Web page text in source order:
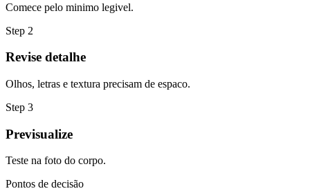
Comece pelo minimo legivel.
Step 2
Revise detalhe
Olhos, letras e textura precisam de espaco.
Step 3
Previsualize
Teste na foto do corpo.
Pontos de decisão